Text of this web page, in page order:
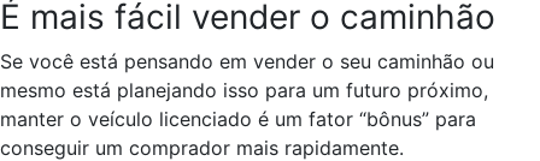
É mais fácil vender o caminhão
Se você está pensando em vender o seu caminhão ou
mesmo está planejando isso para um futuro próximo,
manter o veículo licenciado é um fator “bônus” para
conseguir um comprador mais rapidamente.